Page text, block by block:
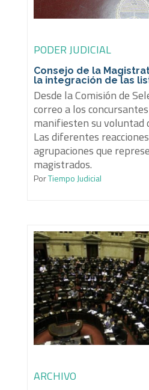
PODER JUDICIAL
Consejo de la
la integración de las
Desde la Comisión de
correo a los
manifiesten su voluntad
Las diferentes
agrupaciones que
magistrados.
PorTiempo Judicial
ARCHIVO